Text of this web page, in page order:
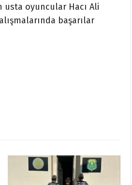
usta oyuncular Hacı Ali
başarılar